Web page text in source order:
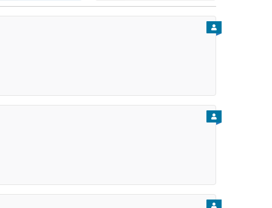
PARA CIDADÃO
PARA CIDADÃO
PARA CIDADÃO